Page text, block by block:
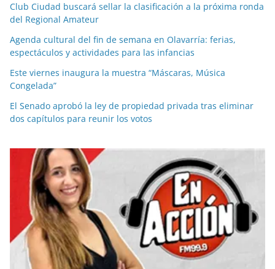
Club Ciudad buscará sellar la clasificación a la próxima ronda
del Regional Amateur
Agenda cultural del fin de semana en Olavarría: ferias,
espectáculos y actividades para las infancias
Este viernes inaugura la muestra “Máscaras, Música
Congelada”
El Senado aprobó la ley de propiedad privada tras eliminar
dos capítulos para reunir los votos